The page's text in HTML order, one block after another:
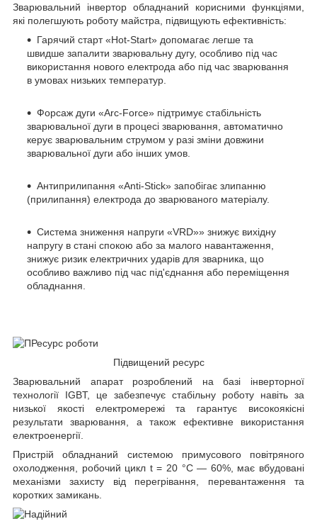
Зварювальний інвертор обладнаний корисними функціями,
які полегшують роботу майстра, підвищують ефективність:
Гарячий старт «Hot-Start» допомагає легше та
швидше запалити зварювальну дугу, особливо під час
використання нового електрода або під час зварювання
в умовах низьких температур.
Форсаж дуги «Arc-Force» підтримує стабільність
зварювальної дуги в процесі зварювання, автоматично
керує зварювальним струмом у разі зміни довжини
зварювальної дуги або інших умов.
Антиприлипання «Anti-Stick» запобігає злипанню
(прилипання) електрода до зварюваного матеріалу.
Система зниження напруги «VRD»» знижує вихідну
напругу в стані спокою або за малого навантаження,
знижує ризик електричних ударів для зварника, що
особливо важливо під час під'єднання або переміщення
обладнання.
Підвищений ресурс
Зварювальний апарат розроблений на базі інверторної
технології IGBT, це забезпечує стабільну роботу навіть за
низької якості електромережі та гарантує високоякісні
результати зварювання, а також ефективне використання
електроенергії.
Пристрій обладнаний системою примусового повітряного
охолодження, робочий цикл t = 20 °C — 60%, має вбудовані
механізми захисту від перегрівання, перевантаження та
коротких замикань.